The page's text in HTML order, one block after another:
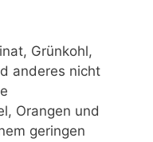
Grünkohl,
anderes nicht
Orangen und
geringen